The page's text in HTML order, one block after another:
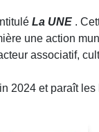
La UNE .
une action
associatif,
2024 et paraît